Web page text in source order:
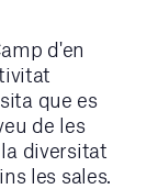
d'en
que es
de les
diversitat
les sales.